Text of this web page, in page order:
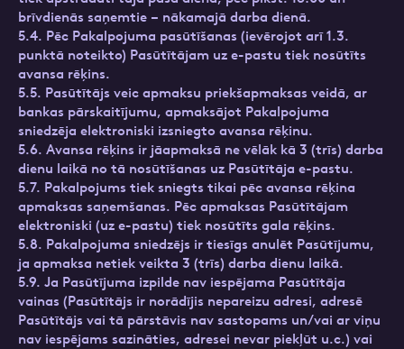
brīvdienās saņemtie – nākamajā darba dienā.
5.4. Pēc Pakalpojuma pasūtīšanas (ievērojot arī 1.3.
punktā noteikto) Pasūtītājam uz e-pastu tiek nosūtīts
avansa rēķins.
5.5. Pasūtītājs veic apmaksu priekšapmaksas veidā, ar
bankas pārskaitījumu, apmaksājot Pakalpojuma
sniedzēja elektroniski izsniegto avansa rēķinu.
5.6. Avansa rēķins ir jāapmaksā ne vēlāk kā 3 (trīs) darba
dienu laikā no tā nosūtīšanas uz Pasūtītāja e-pastu.
5.7. Pakalpojums tiek sniegts tikai pēc avansa rēķina
apmaksas saņemšanas. Pēc apmaksas Pasūtītājam
elektroniski (uz e-pastu) tiek nosūtīts gala rēķins.
5.8. Pakalpojuma sniedzējs ir tiesīgs anulēt Pasūtījumu,
ja apmaksa netiek veikta 3 (trīs) darba dienu laikā.
5.9. Ja Pasūtījuma izpilde nav iespējama Pasūtītāja
vainas (Pasūtītājs ir norādījis nepareizu adresi, adresē
Pasūtītājs vai tā pārstāvis nav sastopams un/vai ar viņu
nav iespējams sazināties, adresei nevar piekļūt u.c.) vai